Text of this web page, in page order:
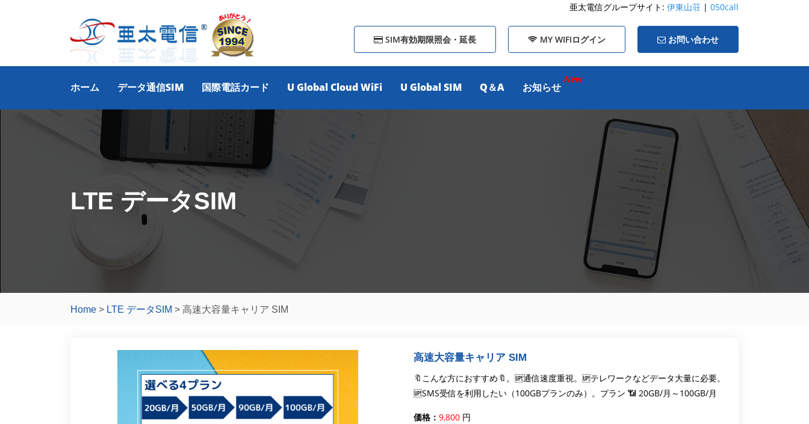
亜太電信グループサイト: 伊東山荘 | 050call
SIM有効期限照会・延長 MY WIFIログイン お問い合わせ
ホーム データ通信SIM 国際電話カード U Global Cloud WiFi U Global SIM Q＆A お知らせ
New
LTE データSIM
Home > LTE データSIM > 高速大容量キャリア SIM
高速大容量キャリア SIM
🔖こんな方におすすめ🔖。🆙通信速度重視。🆙テレワークなどデータ大量に必要。
🆙SMS受信を利用したい（100GBプランのみ）。プラン 📶 20GB/月～100GB/月
価格： 9,800 円